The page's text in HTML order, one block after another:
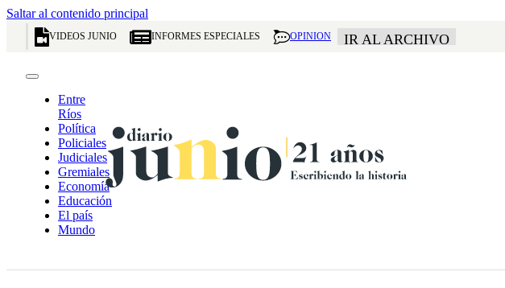
Saltar al contenido principal
VIDEOS JUNIO INFORMES ESPECIALES OPINION IR AL ARCHIVO
Entre
Ríos
Política
Policiales
Judiciales
Gremiales
Economía
Educación
El país
Mundo